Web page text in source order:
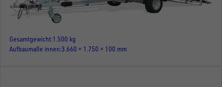
Gesamtgewicht 1.500 kg
Aufbaumaße innen 3.660 × 1.750 × 100 mm